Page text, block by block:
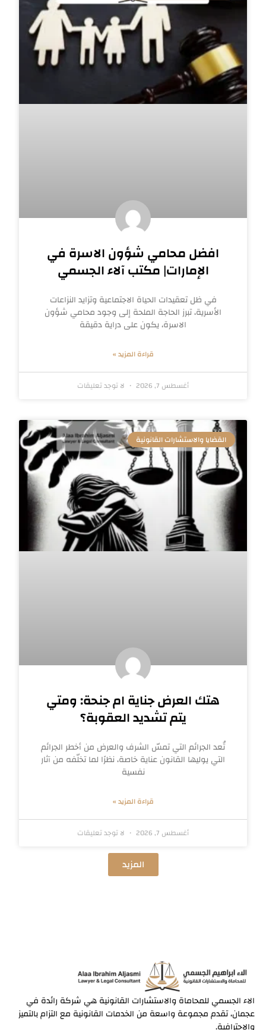
افضل محامي شؤون الاسرة في
الإمارات| مكتب آلاء الجسمي
في ظل تعقيدات الحياة الاجتماعية وتزايد النزاعات
الأسرية، تبرز الحاجة الملحة إلى وجود محامي شؤون
الاسرة، يكون على دراية دقيقة
قراءة المزيد »
أغسطس 7, 2026 لا توجد تعليقات
القضايا والاستشارات القانونية
هتك العرض جناية ام جنحة: ومتي
يتم تشديد العقوبة؟
تُعد الجرائم التي تمسّ الشرف والعرض من أخطر الجرائم
التي يوليها القانون عناية خاصة، نظرًا لما تخلّفه من آثار
نفسية
قراءة المزيد »
أغسطس 7, 2026 لا توجد تعليقات
المزيد
الاء الجسمي للمحاماة والاستشارات القانونية هي شركة رائدة في
عجمان، تقدم مجموعة واسعة من الخدمات القانونية مع التزام بالتميز
والاحترافية.